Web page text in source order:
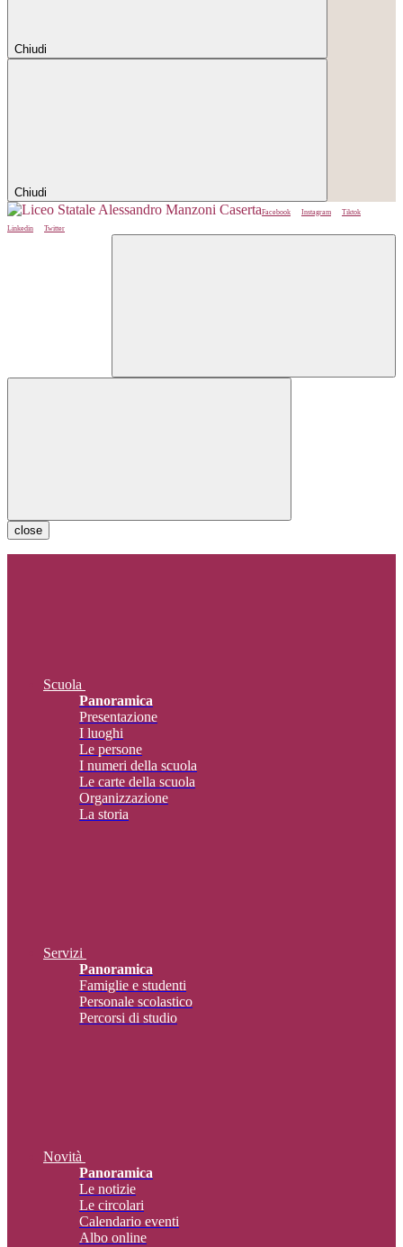
Chiudi
Chiudi
Facebook Instagram
Tiktok
Linkedin
Twitter
close
Scuola
Panoramica
Presentazione
I luoghi
Le persone
I numeri della scuola
Le carte della scuola
Organizzazione
La storia
Servizi
Panoramica
Famiglie e studenti
Personale scolastico
Percorsi di studio
Novità
Panoramica
Le notizie
Le circolari
Calendario eventi
Albo online